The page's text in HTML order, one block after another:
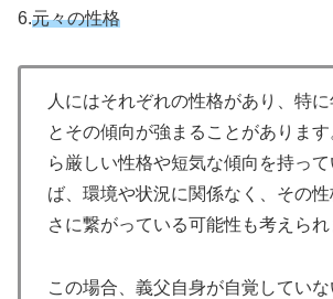
6.元々の性格
人にはそれぞれの性格があり、特
とその傾向が強まることがありま
ら厳しい性格や短気な傾向を持っ
ば、環境や状況に関係なく、その
さに繋がっている可能性も考えられ
この場合、義父自身が自覚してい